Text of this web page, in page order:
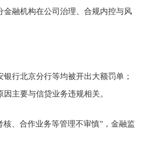
融机构在公司治理、合规内控与风
行北京分行等均被开出大额罚单；
主要与信贷业务违规相关。
、合作业务等管理不审慎”，金融监